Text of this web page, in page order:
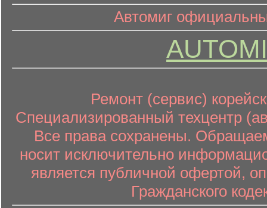
информационный контент
Автомиг
Ремонт (сервис)
Специализированный техцентр
Все права сохранены.
носит исключительно
является публичной офертой,
Гражданского